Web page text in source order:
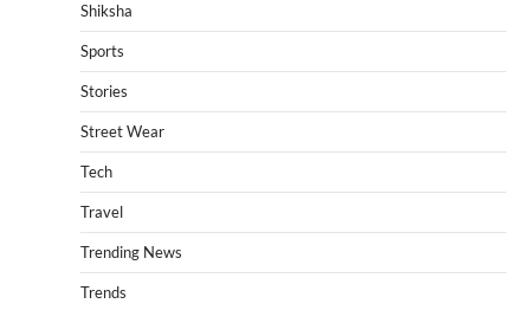
Shiksha
Sports
Stories
Street Wear
Tech
Travel
Trending News
Trends